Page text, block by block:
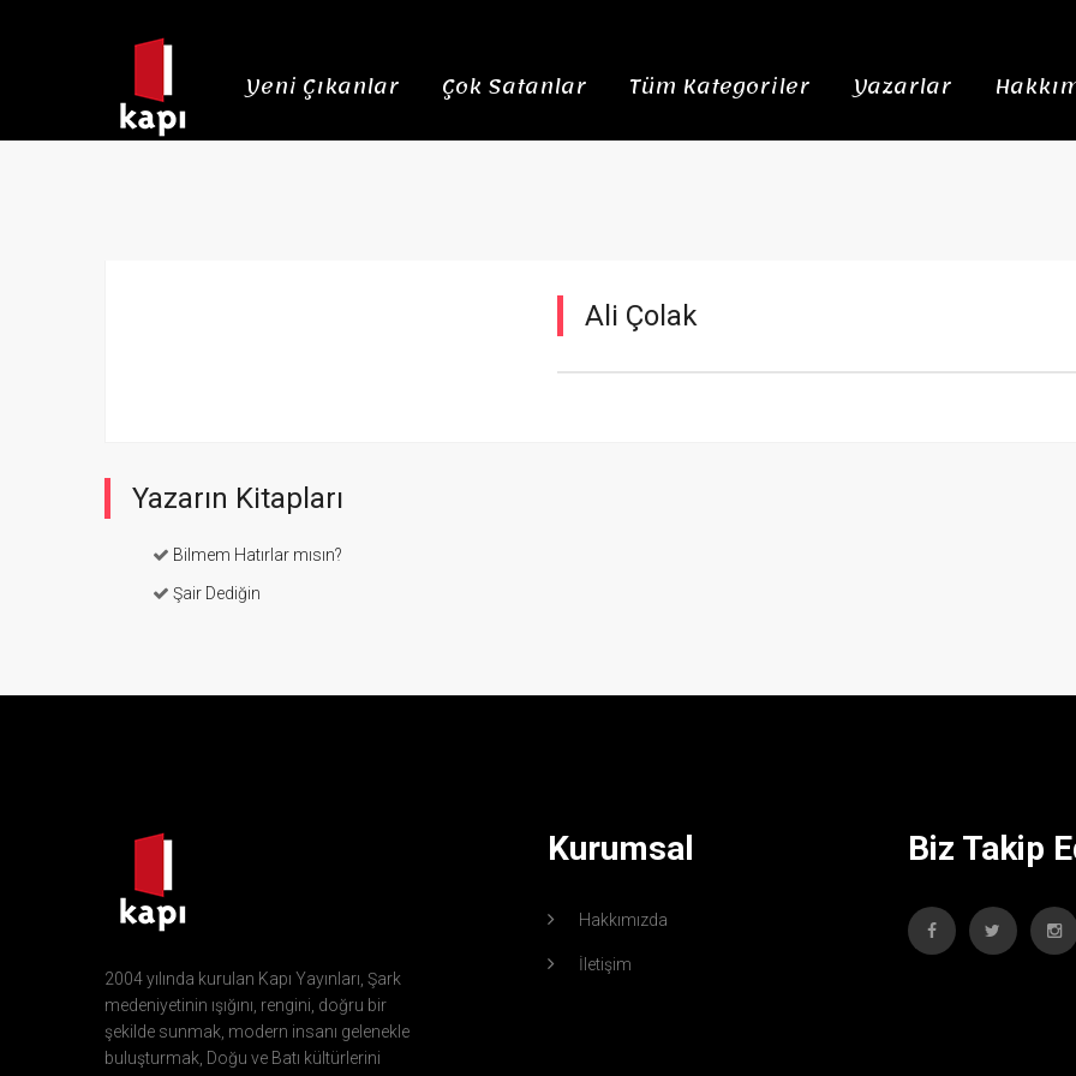
Yeni Çıkanlar Çok Satanlar Tüm Kategoriler Yazarlar
Ali Çolak
Yazarın Kitapları
Bilmem Hatırlar mısın?
Şair Dediğin
2004 yılında kurulan Kapı Yayınları, Şark
medeniyetinin ışığını, rengini, doğru bir
şekilde sunmak, modern insanı gelenekle
buluşturmak, Doğu ve Batı kültürlerini
Kurumsal
Hakkımızda
İletişim
Biz Takip